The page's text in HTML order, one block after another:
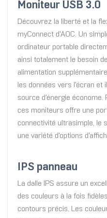
Moniteur USB 3.0
Découvrez la liberté et la
myConnect d'AOC. Un
ordinateur portable
ainsi totalement le besoin
alimentation
les données vers l'écran et
source d'énergie économe.
ces moniteurs offre une
connectivité ultrasimple, le
une variété d'options
IPS panneau
La dalle IPS assure un
des couleurs à la fois
contours précis. Les